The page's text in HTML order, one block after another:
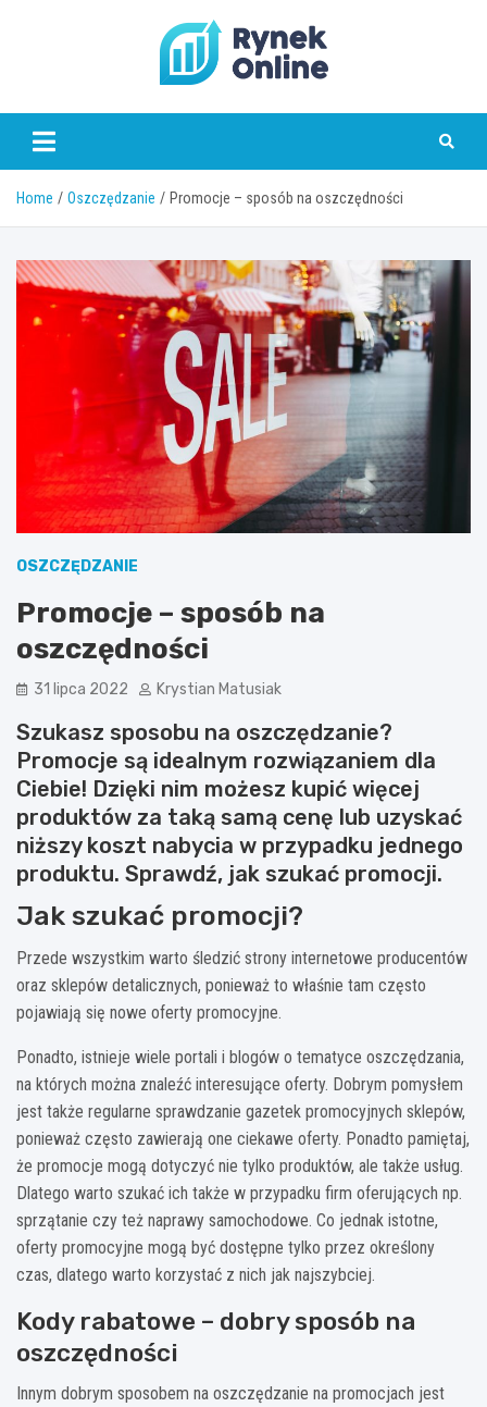
www.rynekonline.pl
Home Oszczędzanie Promocje – sposób na oszczędności
OSZCZĘDZANIE
Promocje – sposób na
oszczędności
31 lipca 2022 Krystian Matusiak
Szukasz sposobu na oszczędzanie?
Promocje są idealnym rozwiązaniem dla
Ciebie! Dzięki nim możesz kupić więcej
produktów za taką samą cenę lub uzyskać
niższy koszt nabycia w przypadku jednego
produktu. Sprawdź, jak szukać promocji.
Jak szukać promocji?
Przede wszystkim warto śledzić strony internetowe producentów
oraz sklepów detalicznych, ponieważ to właśnie tam często
pojawiają się nowe oferty promocyjne.
Ponadto, istnieje wiele portali i blogów o tematyce oszczędzania,
na których można znaleźć interesujące oferty. Dobrym pomysłem
jest także regularne sprawdzanie gazetek promocyjnych sklepów,
ponieważ często zawierają one ciekawe oferty. Ponadto pamiętaj,
że promocje mogą dotyczyć nie tylko produktów, ale także usług.
Dlatego warto szukać ich także w przypadku firm oferujących np.
sprzątanie czy też naprawy samochodowe. Co jednak istotne,
oferty promocyjne mogą być dostępne tylko przez określony
czas, dlatego warto korzystać z nich jak najszybciej.
Kody rabatowe – dobry sposób na
oszczędności
Innym dobrym sposobem na oszczędzanie na promocjach jest